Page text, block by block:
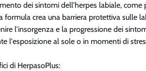
dei sintomi dell'herpes labiale, come
formula crea una barriera protettiva sulle
l'insorgenza e la progressione dei
l'esposizione al sole o in momenti di
di HerpasoPlus: